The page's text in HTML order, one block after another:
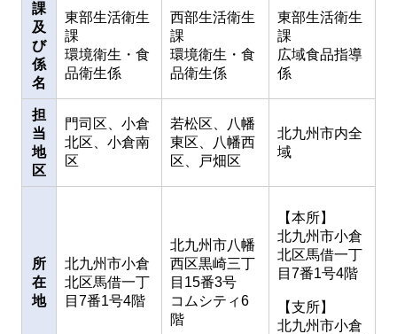
課
及
び
係
名
東部生活衛生
課
環境衛生・食
品衛生係
西部生活衛生
課
環境衛生・食
品衛生係
東部生活衛生
課
広域食品指導
係
担
当
地
区
門司区、小倉
北区、小倉南
区
若松区、八幡
東区、八幡西
区、戸畑区
北九州市内全
域
所
在
地
北九州市小倉
北区馬借一丁
目7番1号4階
北九州市八幡
西区黒崎三丁
目15番3号
コムシティ6
階
【本所】
北九州市小倉
北区馬借一丁
目7番1号4階
【支所】
北九州市小倉